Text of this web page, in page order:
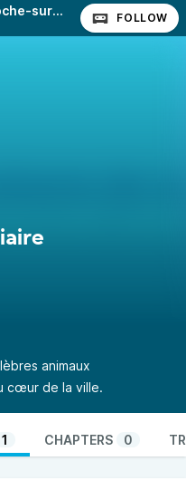
10 raisons de venir à La Roche-sur-Yon FOLLOW
animaux
cœur de la ville.
1 CHAPTERS 0